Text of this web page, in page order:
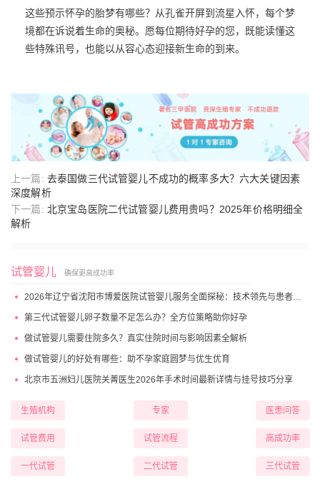
这些预示怀孕的胎梦有哪些？从孔雀开屏到流星入怀，每个梦
境都在诉说着生命的奥秘。愿每位期待好孕的您，既能读懂这
些特殊讯号，也能以从容心态迎接新生命的到来。
上一篇: 去泰国做三代试管婴儿不成功的概率多大？六大关键因素
深度解析
下一篇: 北京宝岛医院二代试管婴儿费用贵吗？2025年价格明细全
解析
试管婴儿 确保更高成功率
2026年辽宁省沈阳市博爱医院试管婴儿服务全面探秘：技术领先与患者高满意度
第三代试管婴儿卵子数量不足怎么办？全方位策略助你好孕
做试管婴儿需要住院多久？真实住院时间与影响因素全解析
做试管婴儿的好处有哪些：助不孕家庭圆梦与优生优育
北京市五洲妇儿医院关菁医生2026年手术时间最新详情与挂号技巧分享
生殖机构 专家 医患问答
试管费用 试管流程 高成功率
一代试管 二代试管 三代试管